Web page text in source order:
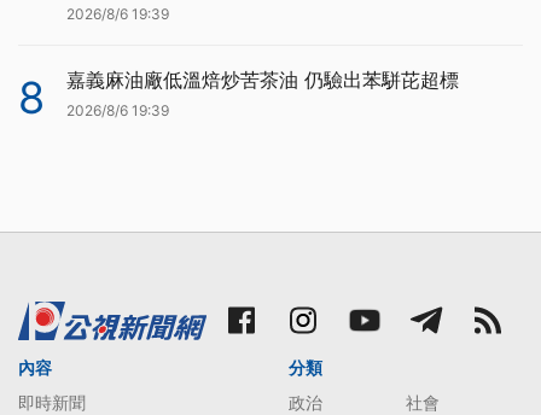
2026/8/6 19:39
8 嘉義麻油廠低溫焙炒苦茶油 仍驗出苯駢芘超標
2026/8/6 19:39
內容
即時新聞
分類
政治
社會